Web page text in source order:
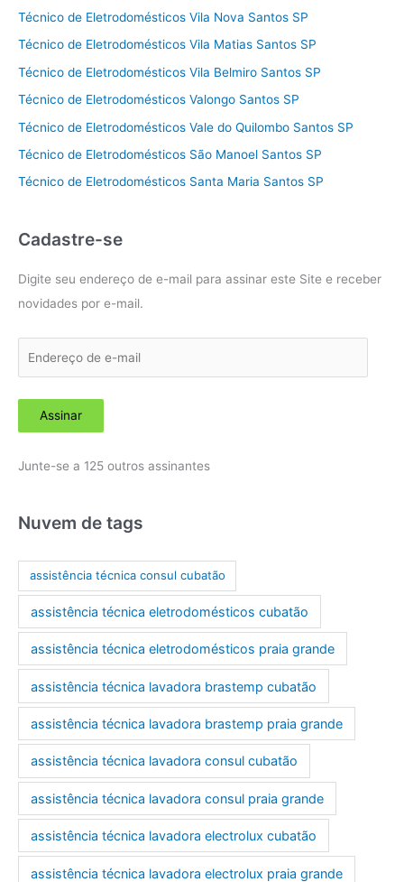
Técnico de Eletrodomésticos Vila Nova Santos SP
Técnico de Eletrodomésticos Vila Matias Santos SP
Técnico de Eletrodomésticos Vila Belmiro Santos SP
Técnico de Eletrodomésticos Valongo Santos SP
Técnico de Eletrodomésticos Vale do Quilombo Santos SP
Técnico de Eletrodomésticos São Manoel Santos SP
Técnico de Eletrodomésticos Santa Maria Santos SP
Cadastre-se
Digite seu endereço de e-mail para assinar este Site e receber
novidades por e-mail.
d
e
o
e
a
Assinar
Junte-se a 125 outros assinantes
Nuvem de tags
assistência técnica consul cubatão
assistência técnica eletrodomésticos cubatão
assistência técnica eletrodomésticos praia grande
assistência técnica lavadora brastemp cubatão
assistência técnica lavadora brastemp praia grande
assistência técnica lavadora consul cubatão
assistência técnica lavadora consul praia grande
assistência técnica lavadora electrolux cubatão
assistência técnica lavadora electrolux praia grande